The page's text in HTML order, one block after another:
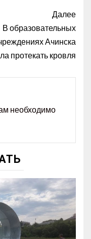
Далее
В образовательных
Ачинска
протекать кровля
необходимо